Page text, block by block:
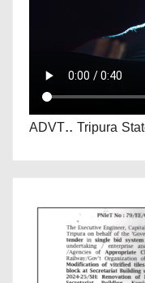
ADVT.. Tripura